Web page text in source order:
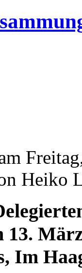
Heiko
13.
Im